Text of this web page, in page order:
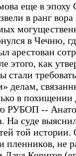
еще в
в ранг
в Чечню,
арестован
этого, как
стали
делам,
в похищении
РУБОП --
На суде
той истории.
пленников, не